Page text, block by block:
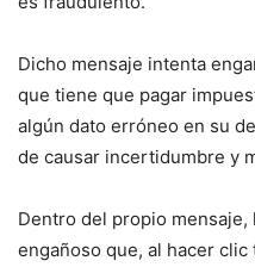
Dicho mensaje intenta
que tiene que pagar
algún dato erróneo en su
de causar incertidumbre y
Dentro del propio mensaje,
engañoso que, al hacer